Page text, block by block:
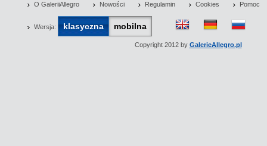
O GaleriiAllegro Nowości Regulamin Cookies Pomoc
Wersja: klasyczna mobilna
Copyright 2012 by GalerieAllegro.pl